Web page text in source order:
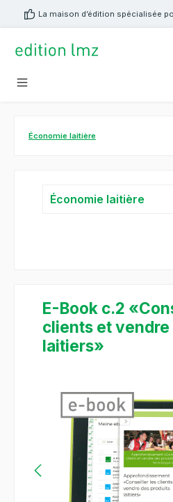
principal
La maison d’édition spécialisée
Économie laitière
Économie laitière
E-Book c.2
clients et
laitiers»
Ignorer la galerie d'images